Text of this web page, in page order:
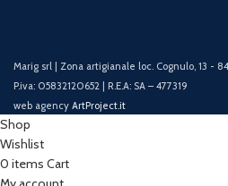
Marig srl | Zona artigianale loc. Cognulo, 13 -
P.iva: 05832120652 | R.E.A: SA – 477319
web agency ArtProject.it
Shop
Wishlist
0 items Cart